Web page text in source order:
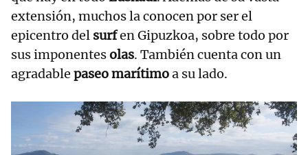
extensión, muchos la conocen por ser el
epicentro del surfen Gipuzkoa, sobre todo por
sus imponentesolas. También cuenta con un
agradable paseo marítimoa su lado.